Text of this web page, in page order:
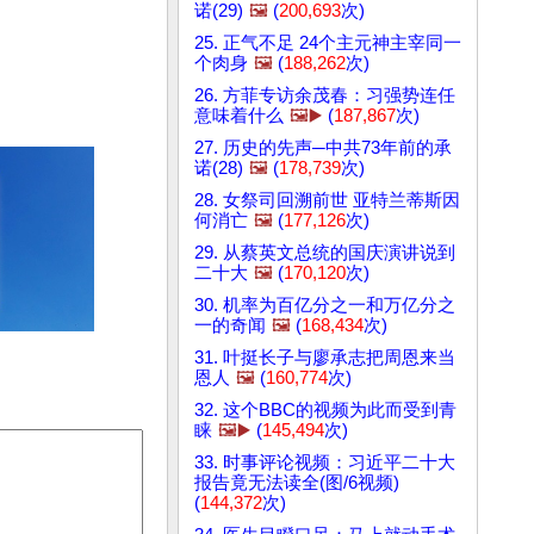
诺(29) 🖼️ (200,693次)
25. 正气不足 24个主元神主宰同一
个肉身 🖼️ (188,262次)
26. 方菲专访余茂春：习强势连任
意味着什么 🖼️▶️ (187,867次)
27. 历史的先声─中共73年前的承
诺(28) 🖼️ (178,739次)
28. 女祭司回溯前世 亚特兰蒂斯因
何消亡 🖼️ (177,126次)
29. 从蔡英文总统的国庆演讲说到
二十大 🖼️ (170,120次)
30. 机率为百亿分之一和万亿分之
一的奇闻 🖼️ (168,434次)
31. 叶挺长子与廖承志把周恩来当
恩人 🖼️ (160,774次)
32. 这个BBC的视频为此而受到青
睐 🖼️▶️ (145,494次)
33. 时事评论视频：习近平二十大
报告竟无法读全(图/6视频)
(144,372次)